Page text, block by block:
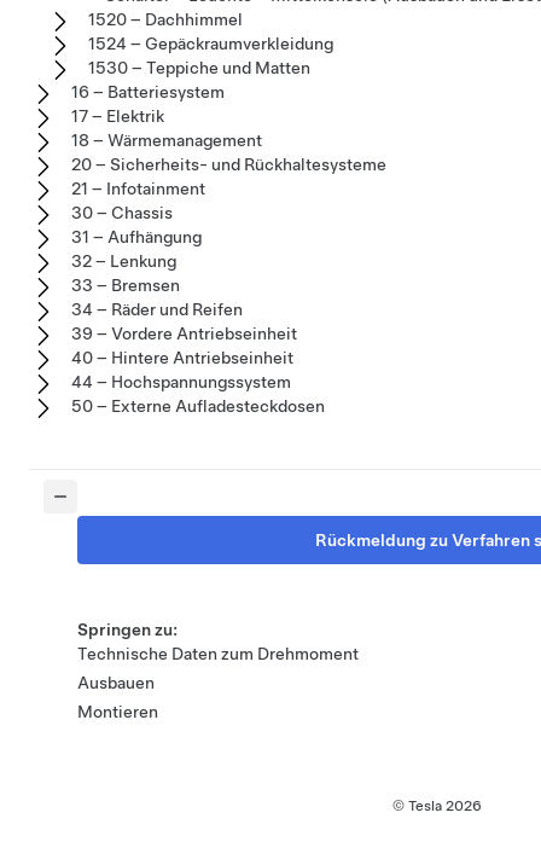
1520 – Dachhimmel
1524 – Gepäckraumverkleidung
1530 – Teppiche und Matten
16 – Batteriesystem
17 – Elektrik
18 – Wärmemanagement
20 – Sicherheits- und Rückhaltesysteme
21 – Infotainment
30 – Chassis
31 – Aufhängung
32 – Lenkung
33 – Bremsen
34 – Räder und Reifen
39 – Vordere Antriebseinheit
40 – Hintere Antriebseinheit
44 – Hochspannungssystem
50 – Externe Aufladesteckdosen
Rückmeldung zu Verfahren
Springen zu:
Technische Daten zum Drehmoment
Ausbauen
Montieren
© Tesla 2026